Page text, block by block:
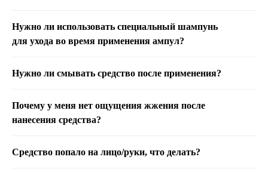
Нужно ли использовать специальный шампунь
для ухода во время применения ампул?
Нужно ли смывать средство после применения?
Почему у меня нет ощущения жжения после
нанесения средства?
Средство попало на лицо/руки, что делать?